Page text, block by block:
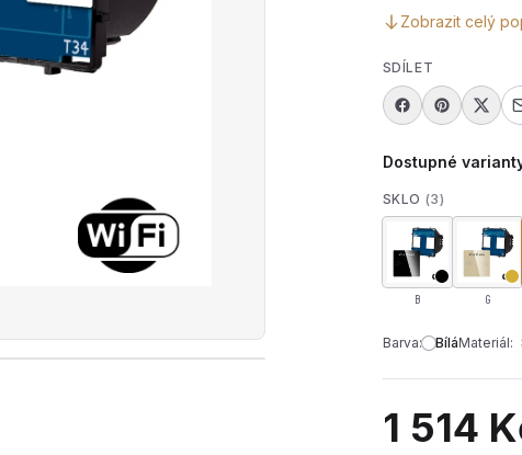
Zobrazit celý
SDÍLET
Dostupné
SKLO (3)
B G
Barva: BíláMateriál:
1 514